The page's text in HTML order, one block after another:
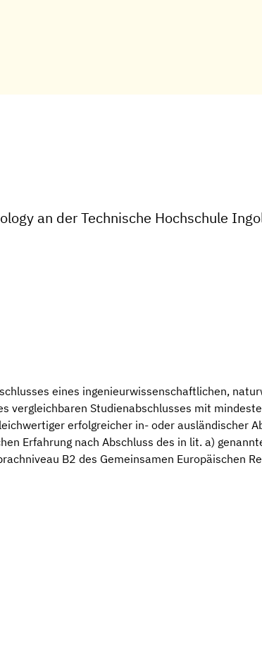
an der Technische Hochschule
eines ingenieurwissenschaftlichen,
vergleichbaren Studienabschlusses mit
erfolgreicher in- oder ausländischer
Erfahrung nach Abschluss des in lit. a)
B2 des Gemeinsamen Europäischen